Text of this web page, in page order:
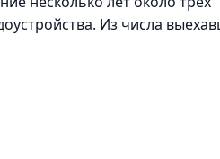
Из числа